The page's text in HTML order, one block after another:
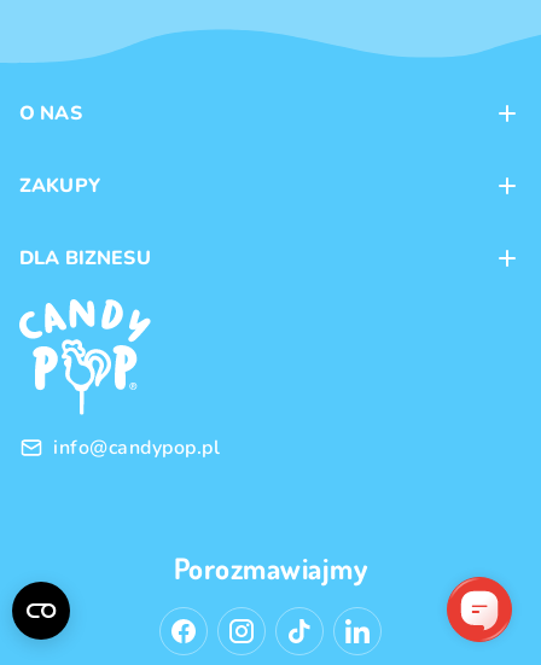
O NAS
Sklepy
ZAKUPY
Dostawa
Regulamin
Polityka prywatności
DLA BIZNESU
Franczyza
Handel hurtowy
info@candypop.pl
Porozmawiajmy